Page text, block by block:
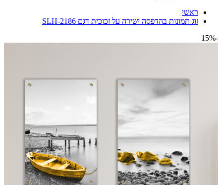
ראשי
זוג תמונות בהדפסה ישירה על זכוכית דגם SLH-2186
-15%